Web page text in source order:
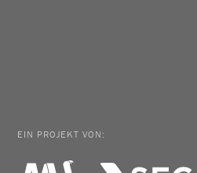
EIN PROJEKT VON: